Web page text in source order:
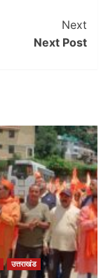
Next
Next Post
उत्तराखंड